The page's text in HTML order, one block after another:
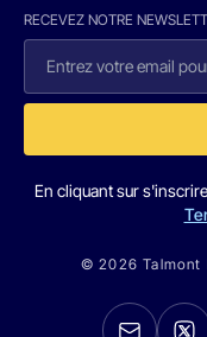
RECEVEZ NOTRE
En cliquant sur
© 2026 Talmont